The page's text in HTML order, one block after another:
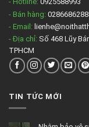
- Bán hàng:
- Email:
- Địa chỉ: Số 468 Lũy
TPHCM
TIN TỨC MỚI